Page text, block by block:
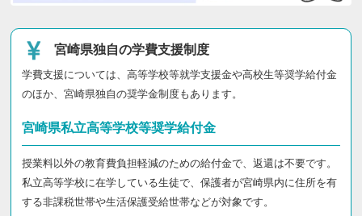
宮崎県独自の学費支援制度
学費支援については、高等学校等就学支援金や高校生等奨学給付金
のほか、宮崎県独自の奨学金制度もあります。
宮崎県私立高等学校等奨学給付金
授業料以外の教育費負担軽減のための給付金で、返還は不要です。
私立高等学校に在学している生徒で、保護者が宮崎県内に住所を有
する非課税世帯や生活保護受給世帯などが対象です。